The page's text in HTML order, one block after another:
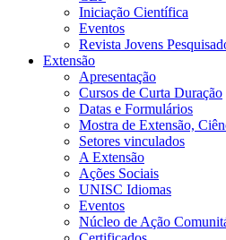
Iniciação Científica
Eventos
Revista Jovens
Extensão
Apresentação
Cursos de Curta Duração
Datas e Formulários
Mostra de Extensão,
Setores vinculados
A Extensão
Ações Sociais
UNISC Idiomas
Eventos
Núcleo de Ação